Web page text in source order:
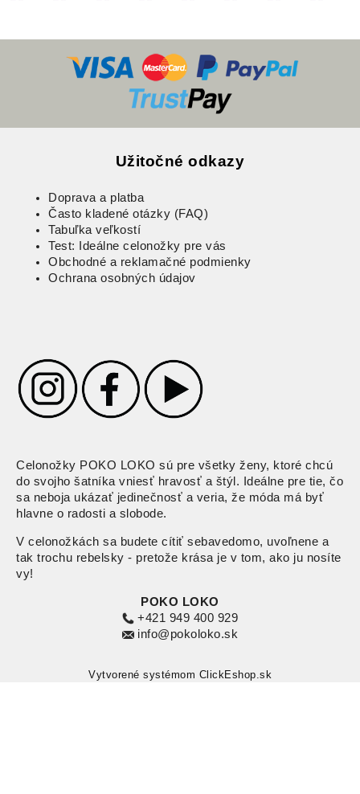
Užitočné odkazy
Doprava a platba
Často kladené otázky (FAQ)
Tabuľka veľkostí
Test: Ideálne celonožky pre vás
Obchodné a reklamačné podmienky
Ochrana osobných údajov
Celonožky POKO LOKO sú pre všetky ženy, ktoré chcú
do svojho šatníka vniesť hravosť a štýl. Ideálne pre tie, čo
sa neboja ukázať jedinečnosť a veria, že móda má byť
hlavne o radosti a slobode.
V celonožkách sa budete cítiť sebavedomo, uvoľnene a
tak trochu rebelsky - pretože krása je v tom, ako ju nosíte
vy!
POKO LOKO
+421 949 400 929
info@pokoloko.sk
Vytvorené systémom ClickEshop.sk